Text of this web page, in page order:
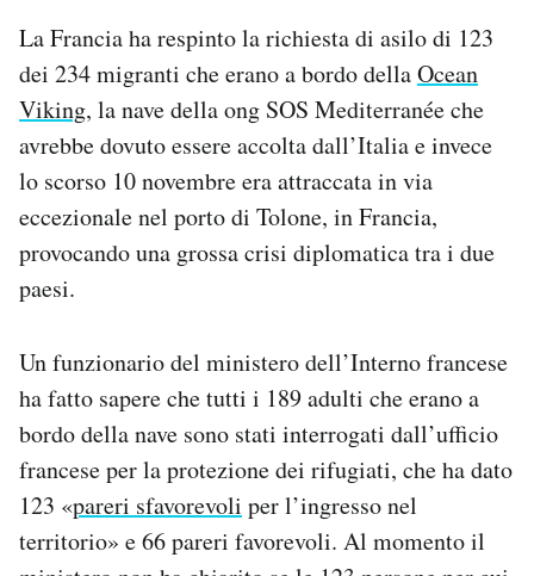
SHOP
CALENDARIO
AREA PERSONALE
Area Personale
Regala il Post
Hai bisogno di aiuto?
Esci
La Francia ha respinto la richiesta di asilo di 123
dei 234 migranti che erano a bordo dellaOcean
Viking, la nave della ong SOS Mediterranée che
avrebbe dovuto essere accolta dall’Italia e invece
lo scorso 10 novembre era attraccata in via
eccezionale nel porto di Tolone, in Francia,
provocando una grossa crisi diplomatica tra i due
paesi.
Un funzionario del ministero dell’Interno francese
ha fatto sapere che tutti i 189 adulti che erano a
bordo della nave sono stati interrogati dall’ufficio
francese per la protezione dei rifugiati, che ha dato
123 «pareri sfavorevoli per l’ingresso nel
territorio» e 66 pareri favorevoli. Al momento il